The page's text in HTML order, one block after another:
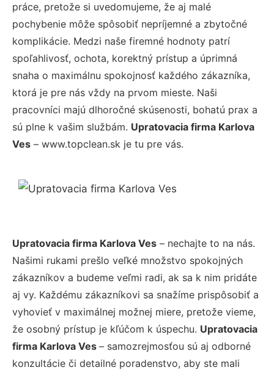
práce, pretože si uvedomujeme, že aj malé
pochybenie môže spôsobiť nepríjemné a zbytočné
komplikácie. Medzi naše firemné hodnoty patrí
spoľahlivosť, ochota, korektný prístup a úprimná
snaha o maximálnu spokojnosť každého zákazníka,
ktorá je pre nás vždy na prvom mieste. Naši
pracovníci majú dlhoročné skúsenosti, bohatú prax a
sú plne k vašim službám. Upratovacia firma Karlova
Ves – www.topclean.sk je tu pre vás.
Upratovacia firma Karlova Ves – nechajte to na nás.
Našimi rukami prešlo veľké množstvo spokojných
zákazníkov a budeme veľmi radi, ak sa k nim pridáte
aj vy. Každému zákazníkovi sa snažíme prispôsobiť a
vyhovieť v maximálnej možnej miere, pretože vieme,
že osobný prístup je kľúčom k úspechu. Upratovacia
firma Karlova Ves – samozrejmosťou sú aj odborné
konzultácie či detailné poradenstvo, aby ste mali